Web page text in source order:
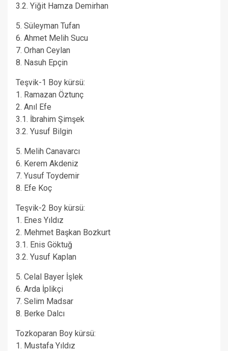
3.2. Yiğit Hamza Demirhan
5. Süleyman Tufan
6. Ahmet Melih Sucu
7. Orhan Ceylan
8. Nasuh Epçin
Teşvik-1 Boy kürsü:
1. Ramazan Öztunç
2. Anıl Efe
3.1. İbrahim Şimşek
3.2. Yusuf Bilgin
5. Melih Canavarcı
6. Kerem Akdeniz
7. Yusuf Toydemir
8. Efe Koç
Teşvik-2 Boy kürsü:
1. Enes Yıldız
2. Mehmet Başkan Bozkurt
3.1. Enis Göktuğ
3.2. Yusuf Kaplan
5. Celal Bayer İşlek
6. Arda İplikçi
7. Selim Madsar
8. Berke Dalcı
Tozkoparan Boy kürsü:
1. Mustafa Yıldız